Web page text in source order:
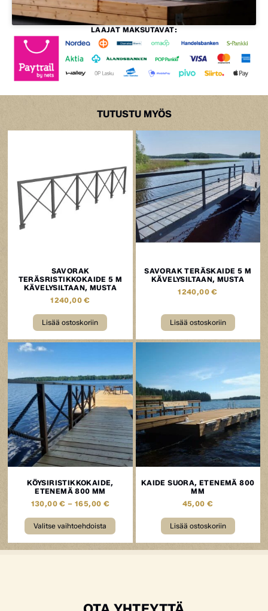
LAAJAT MAKSUTAVAT:
TUTUSTU MYÖS
SAVORAK
TERÄSRISTIKKOKAIDE 5 M
KÄVELYSILTAAN, MUSTA
1240,00€
Lisää ostoskoriin
SAVORAK TERÄSKAIDE 5 M
KÄVELYSILTAAN, MUSTA
1240,00€
Lisää ostoskoriin
KÖYSIRISTIKKOKAIDE,
ETENEMÄ 800 MM
130,00€ – 165,00 €
Valitse vaihtoehdoista
KAIDE SUORA, ETENEMÄ 800
MM
45,00€
Lisää ostoskoriin